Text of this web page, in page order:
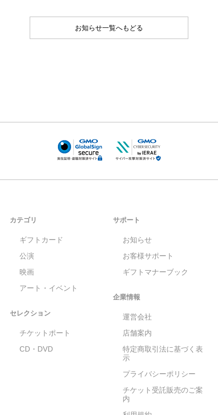
お知らせ一覧へもどる
カテゴリ
ギフトカード
公演
映画
アート・イベント
セレクション
チケットポート
CD・DVD
サポート
お知らせ
お客様サポート
ギフトマナーブック
企業情報
運営会社
店舗案内
特定商取引法に基づく表
示
プライバシーポリシー
チケット受託販売のご案
内